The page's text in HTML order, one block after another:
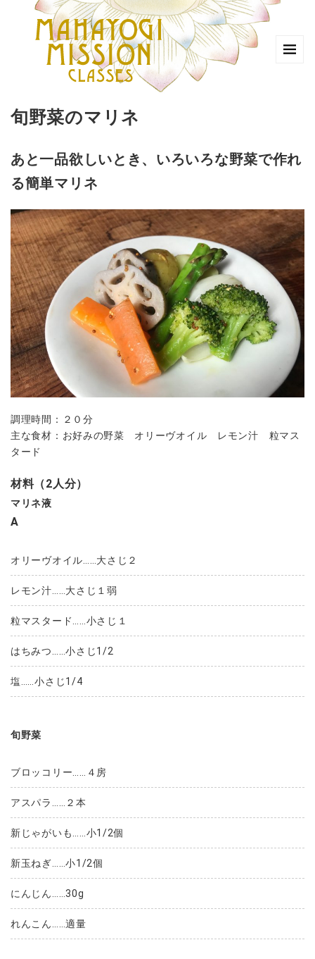
旬野菜のマリネ
あと一品欲しいとき、いろいろな野菜で作れ
る簡単マリネ
調理時間：２０分
主な食材：お好みの野菜 オリーヴオイル レモン汁 粒マス
タード
材料（2人分）
マリネ液
A
オリーヴオイル……大さじ２
レモン汁……大さじ１弱
粒マスタード……小さじ１
はちみつ……小さじ1/2
塩……小さじ1/4
旬野菜
ブロッコリー……４房
アスパラ……２本
新じゃがいも……小1/2個
新玉ねぎ……小1/2個
にんじん……30g
れんこん……適量